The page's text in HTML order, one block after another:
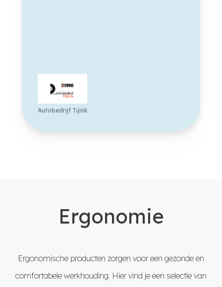
Autobedrijf Tijink
Ergonomie
Ergonomische producten zorgen voor een gezonde en
comfortabele werkhouding. Hier vind je een selectie van